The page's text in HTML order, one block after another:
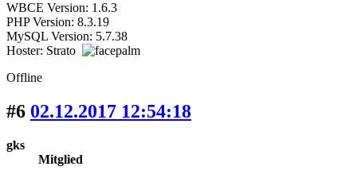
WBCE Version: 1.6.3
PHP Version: 8.3.19
MySQL Version: 5.7.38
Hoster: Strato
Offline
#6 02.12.2017 12:54:18
gks
Mitglied